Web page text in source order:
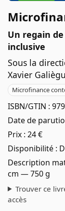
Un regain
inclusive
Sous la
Xavier
Microfinance
ISBN/GTIN :
Date de
Prix : 24 €
Disponibilité :
Description
cm — 750 g
Trouver ce
accès